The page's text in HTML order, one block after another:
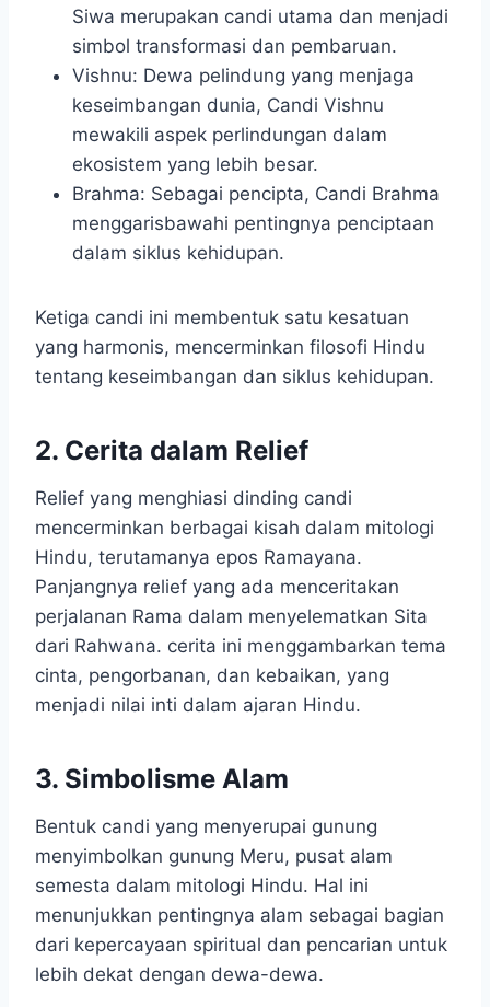
Siwa merupakan candi utama dan menjadi
simbol transformasi dan pembaruan.
Vishnu: Dewa pelindung yang menjaga
keseimbangan dunia, Candi Vishnu
mewakili aspek perlindungan dalam
ekosistem yang lebih besar.
Brahma: Sebagai pencipta, Candi Brahma
menggarisbawahi pentingnya penciptaan
dalam siklus kehidupan.
Ketiga candi ini membentuk satu kesatuan
yang harmonis, mencerminkan filosofi Hindu
tentang keseimbangan dan siklus kehidupan.
2. Cerita dalam Relief
Relief yang menghiasi dinding candi
mencerminkan berbagai kisah dalam mitologi
Hindu, terutamanya epos Ramayana.
Panjangnya relief yang ada menceritakan
perjalanan Rama dalam menyelematkan Sita
dari Rahwana. cerita ini menggambarkan tema
cinta, pengorbanan, dan kebaikan, yang
menjadi nilai inti dalam ajaran Hindu.
3. Simbolisme Alam
Bentuk candi yang menyerupai gunung
menyimbolkan gunung Meru, pusat alam
semesta dalam mitologi Hindu. Hal ini
menunjukkan pentingnya alam sebagai bagian
dari kepercayaan spiritual dan pencarian untuk
lebih dekat dengan dewa-dewa.